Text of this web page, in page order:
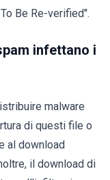
Be Re-verified".
infettano i
malware
di questi file o
al download
il download di